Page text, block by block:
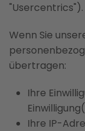
"Usercentrics").
Wenn Sie
übertragen:
Ihre
Ihre IP-